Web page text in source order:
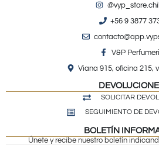
+56 9 3877
V&P
Viana 915, oficina 215,
SOLICITAR
SEGUIMIENTO DE
BOLETÍN
Únete y recibe nuestro boletín